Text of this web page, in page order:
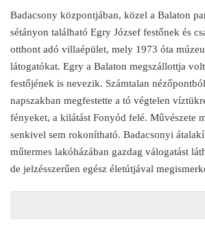
Badacsony központjában, közel a Balaton
sétányon található Egry József festőnek és
otthont adó villaépület, mely 1973 óta
látogatókat. Egry a Balaton megszállottja
festőjének is nevezik. Számtalan
napszakban megfestette a tó végtelen
fényeket, a kilátást Fonyód felé. Művészete
senkivel sem rokonítható. Badacsonyi
műtermes lakóházában gazdag válogatást
de jelzésszerűen egész életútjával